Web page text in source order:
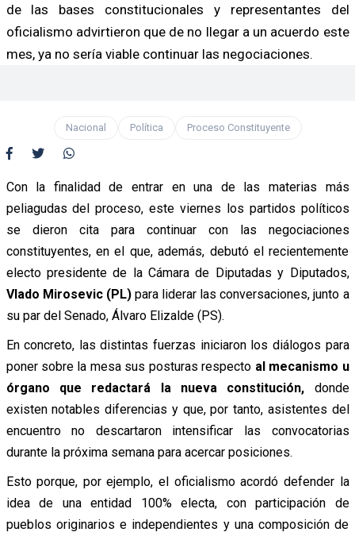
de las bases constitucionales y representantes del
oficialismo advirtieron que de no llegar a un acuerdo este
mes, ya no sería viable continuar las negociaciones.
Nacional Política Proceso Constituyente
Con la finalidad de entrar en una de las materias más
peliagudas del proceso, este viernes los partidos políticos
se dieron cita para continuar con las negociaciones
constituyentes, en el que, además, debutó el recientemente
electo presidente de la Cámara de Diputadas y Diputados,
Vlado Mirosevic (PL)para liderar las conversaciones, junto a
su par del Senado, Álvaro Elizalde (PS).
En concreto, las distintas fuerzas iniciaron los diálogos para
poner sobre la mesa sus posturas respecto al mecanismo u
órgano que redactará la nueva constitución, donde
existen notables diferencias y que, por tanto, asistentes del
encuentro no descartaron intensificar las convocatorias
durante la próxima semana para acercar posiciones.
Esto porque, por ejemplo, el oficialismo acordó defender la
idea de una entidad 100% electa, con participación de
pueblos originarios e independientes y una composición de